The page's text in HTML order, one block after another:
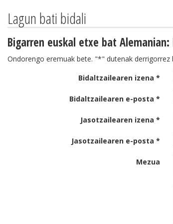
Lagun bati bidali
Bigarren euskal etxe bat
Ondorengo eremuak bete. "*" dutenak derrigorrez
Bidaltzailearen izena *
Bidaltzailearen e-posta *
Jasotzailearen izena *
Jasotzailearen e-posta *
Mezua